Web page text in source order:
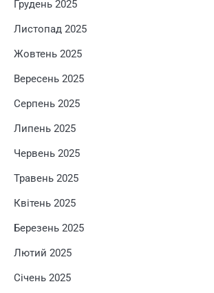
Грудень 2025
Листопад 2025
Жовтень 2025
Вересень 2025
Серпень 2025
Липень 2025
Червень 2025
Травень 2025
Квітень 2025
Березень 2025
Лютий 2025
Січень 2025